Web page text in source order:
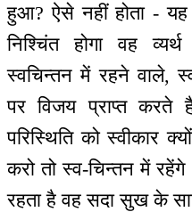
हुआ? ऐसे नहीं होता - यह
निश्चिंत होगा वह
स्वचिन्तन में रहने वाले,
पर विजय प्राप्त
परिस्थिति को स्वीकार
करो तो स्व-चिन्तन में
रहता है वह सदा सुख के